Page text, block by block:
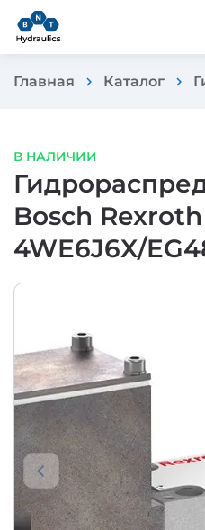
Главная chevron_right Каталог chevron_right
В НАЛИЧИИ
Bosch Rexroth
4WE6J6X/